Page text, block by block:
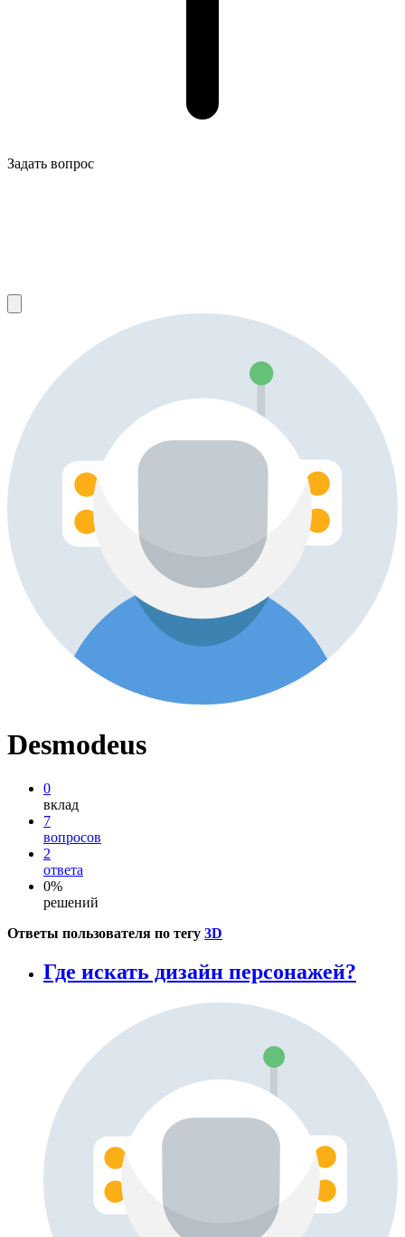
Задать вопрос
Desmodeus
0
вклад
7
вопросов
2
ответа
0%
решений
Ответы пользователя по тегу 3D
Где искать дизайн персонажей?